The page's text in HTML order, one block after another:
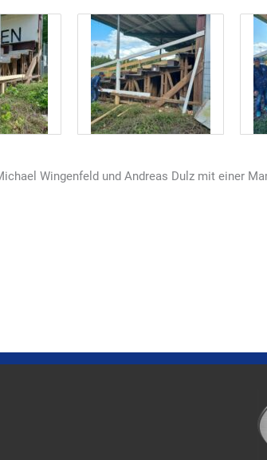
Wingenfeld und Andreas Dulz mit einer